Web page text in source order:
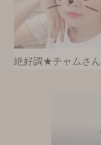
絶好調★チャムさん